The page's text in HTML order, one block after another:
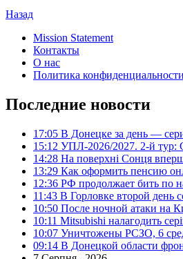
Назад
Mission Statement
Контакты
О нас
Политика конфиденциальности
Последние новости
17:05 В Донецке за день —
15:12 УПЛ-2026/2027. 2-й тур:
14:28 На поверхні Сонця
13:29 Как оформить пенсию
12:36 РФ продолжает бить по
11:43 В Горловке второй день
10:50 После ночной атаки на
10:11 Mitsubishi налагодить
10:07 Уничтожены РСЗО, 6
09:14 В Донецкой области